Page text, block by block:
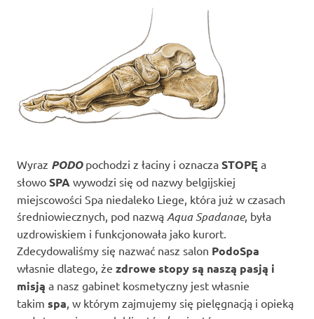
Wyraz PODOpochodzi z łaciny i oznacza STOPĘ a
słowo SPA wywodzi się od nazwy belgijskiej
miejscowości Spa niedaleko Liege, która już w czasach
średniowiecznych, pod nazwą Aqua Spadanae, była
uzdrowiskiem i funkcjonowała jako kurort.
Zdecydowaliśmy się nazwać nasz salon PodoSpa
własnie dlatego, że zdrowe stopy są naszą pasją i
misją a nasz gabinet kosmetyczny jest własnie
takim spa, w którym zajmujemy się pielęgnacją i opieką